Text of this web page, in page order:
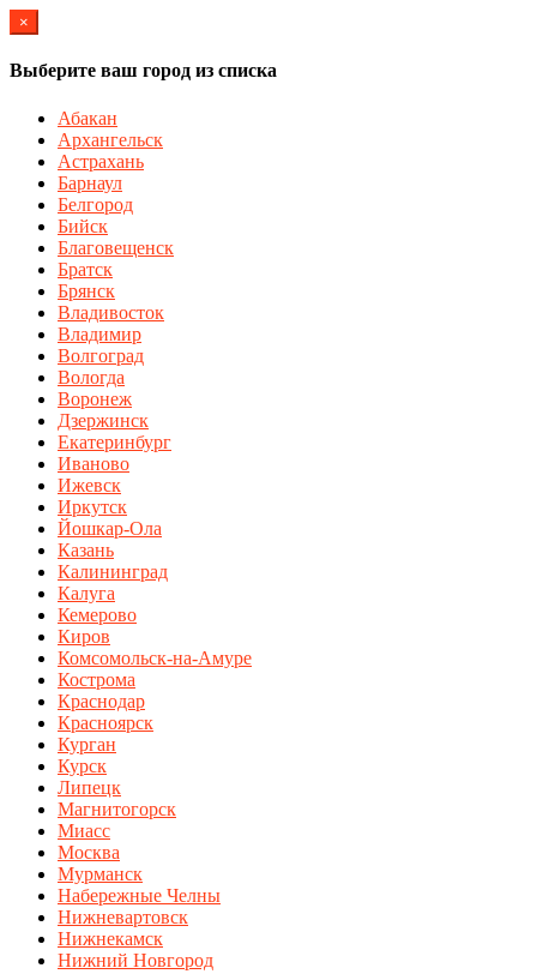
×
Выберите ваш город из списка
Абакан
Архангельск
Астрахань
Барнаул
Белгород
Бийск
Благовещенск
Братск
Брянск
Владивосток
Владимир
Волгоград
Вологда
Воронеж
Дзержинск
Екатеринбург
Иваново
Ижевск
Иркутск
Йошкар-Ола
Казань
Калининград
Калуга
Кемерово
Киров
Комсомольск-на-Амуре
Кострома
Краснодар
Красноярск
Курган
Курск
Липецк
Магнитогорск
Миасс
Москва
Мурманск
Набережные Челны
Нижневартовск
Нижнекамск
Нижний Новгород